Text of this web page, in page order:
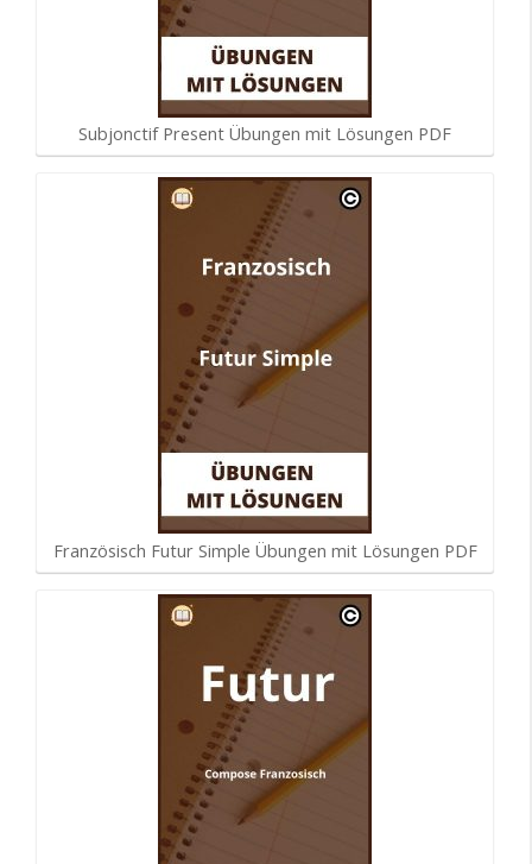
Subjonctif Present Übungen mit Lösungen PDF
Französisch Futur Simple Übungen mit Lösungen PDF